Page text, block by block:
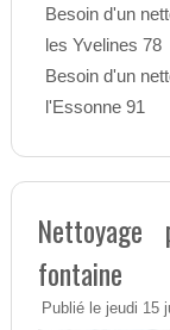
Besoin d'un
les Yvelines 78
Besoin d'un
l'Essonne 91
Nettoyage
fontaine
Publié le jeudi 15